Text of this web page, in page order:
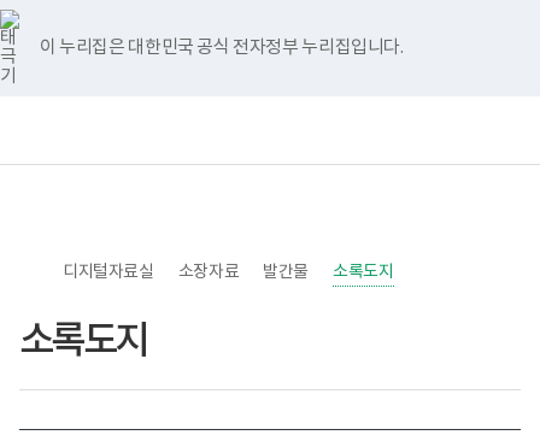
이 누리집은 대한민국 공식 전자정부 누리집입니다.
너
비
767px
이
하
록
원
한
병
물
검
메
홈
>
디지털자료실
>
소장자료
>
발간물
>
소록도지
소록도지
페
이
스
북
유
튜
브
인
스
타
그
램